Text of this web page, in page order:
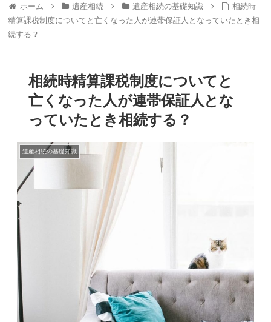
ホーム 遺産相続 遺産相続の基礎知識
相続時
精算課税制度についてと亡くなった人が連帯保証人となっていたとき相
続する？
相続時精算課税制度についてと
亡くなった人が連帯保証人とな
っていたとき相続する？
遺産相続の基礎知識